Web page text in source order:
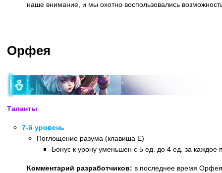
наше внимание, и мы охотно воспользовались
Орфея
Таланты
7-й уровень
Поглощение разума (клавиша E)
Бонус к урону уменьшен с 5 ед. до 4 ед. за каждое
Комментарий разработчиков: в последнее время